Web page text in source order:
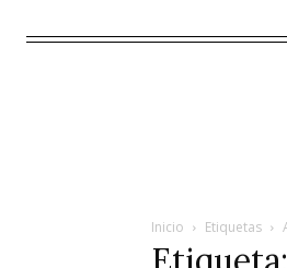
Inicio Etiquetas